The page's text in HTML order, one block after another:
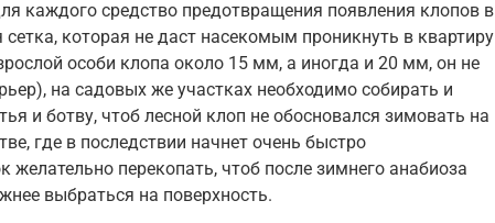
каждого средство предотвращения появления клопов в
которая не даст насекомым проникнуть в квартиру
особи клопа около 15 мм, а иногда и 20 мм, он не
на садовых же участках необходимо собирать и
и ботву, чтоб лесной клоп не обосновался зимовать на
где в последствии начнет очень быстро
желательно перекопать, чтоб после зимнего анабиоза
выбраться на поверхность.